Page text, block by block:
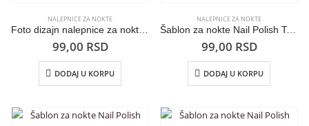
NALEPNICE ZA NOKTE
99,00 RSD
DODAJ U KORPU
NALEPNICE ZA NOKTE
Šablon za nokte Nail Polish Tatoo NPT-015
99,00 RSD
DODAJ U KORPU